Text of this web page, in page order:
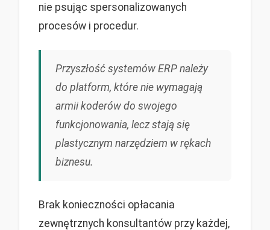
nie psując spersonalizowanych
procesów i procedur.
Przyszłość systemów ERP należy
do platform, które nie wymagają
armii koderów do swojego
funkcjonowania, lecz stają się
plastycznym narzędziem w rękach
biznesu.
Brak konieczności opłacania
zewnętrznych konsultantów przy każdej,